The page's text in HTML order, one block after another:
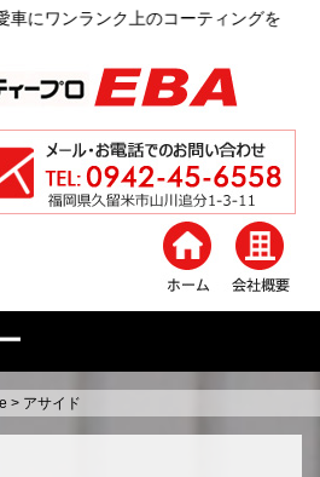
ク上のコーティングを
> アサイド